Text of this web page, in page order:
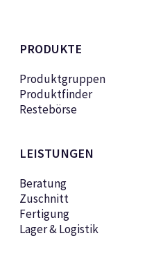
PRODUKTE
Produktgruppen
Produktfinder
Restebörse
LEISTUNGEN
Beratung
Zuschnitt
Fertigung
Lager & Logistik